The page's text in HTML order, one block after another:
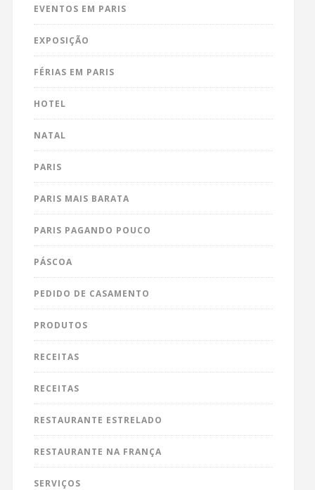
EVENTOS EM PARIS
EXPOSIÇÃO
FÉRIAS EM PARIS
HOTEL
NATAL
PARIS
PARIS MAIS BARATA
PARIS PAGANDO POUCO
PÁSCOA
PEDIDO DE CASAMENTO
PRODUTOS
RECEITAS
RECEITAS
RESTAURANTE ESTRELADO
RESTAURANTE NA FRANÇA
SERVIÇOS